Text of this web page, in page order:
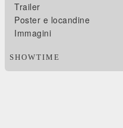
Trailer
Poster e locandine
Immagini
SHOWTIME